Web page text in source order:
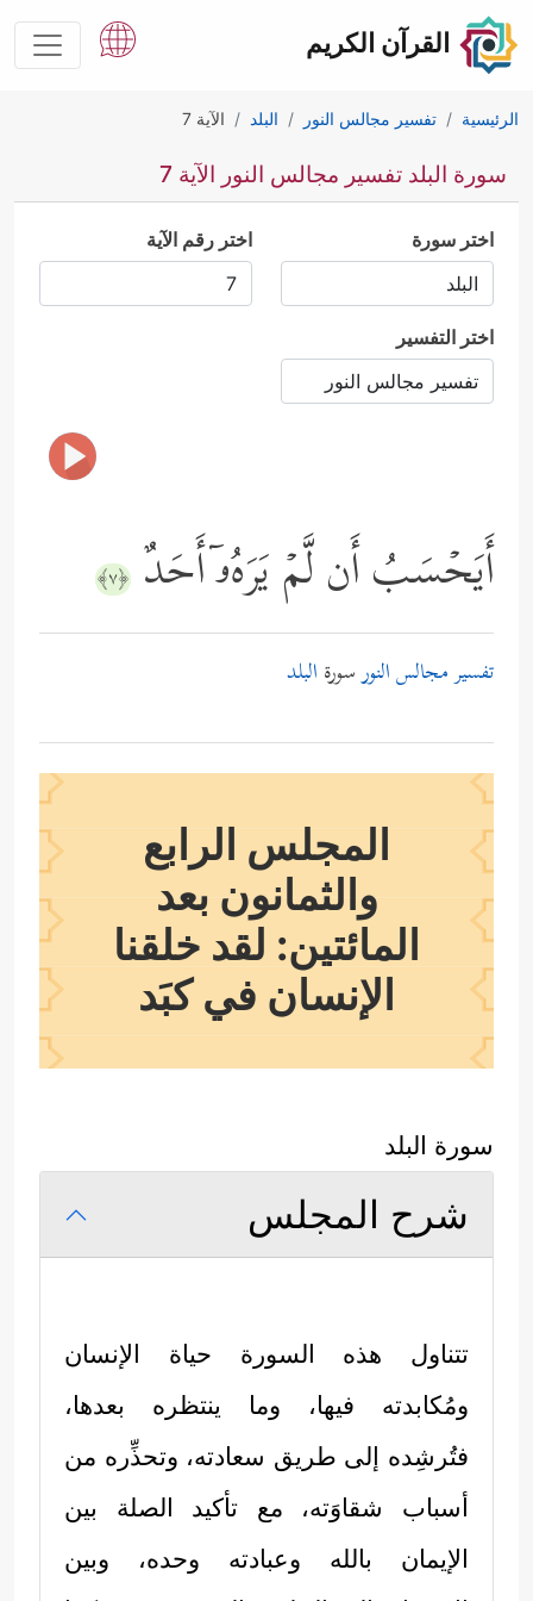
القرآن الكريم
الرئيسية تفسير مجالس النور البلد الآية 7
سورة البلد تفسير مجالس النور الآية 7
اختر سورة اختر رقم الآية
اختر التفسير
أَیَحۡسَبُ أَن لَّمۡ یَرَهُۥۤ أَحَدٌ ﴿٧﴾
تفسير مجالس النورسورة البلد
المجلس الرابع
والثمانون بعد
المائتين: لقد خلقنا
الإنسان في كبَد
سورة البلد
شرح المجلس
تتناول هذه السورة حياة الإنسان
ومُكابدته فيها، وما ينتظره بعدها،
فتُرشِده إلى طريق سعادته، وتحذِّره من
أسباب شقاوَته، مع تأكيد الصلة بين
الإيمان بالله وعبادته وحده، وبين